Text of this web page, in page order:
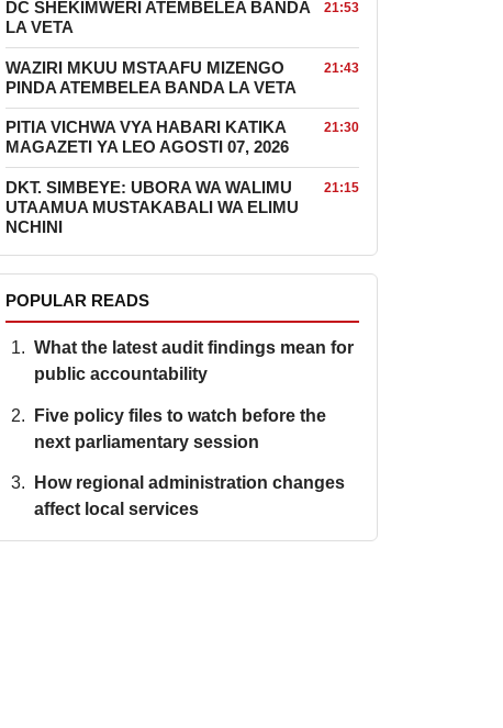
DC SHEKIMWERI ATEMBELEA BANDA
LA VETA
21:53
WAZIRI MKUU MSTAAFU MIZENGO
PINDA ATEMBELEA BANDA LA VETA
21:43
PITIA VICHWA VYA HABARI KATIKA
MAGAZETI YA LEO AGOSTI 07, 2026
21:30
DKT. SIMBEYE: UBORA WA WALIMU
UTAAMUA MUSTAKABALI WA ELIMU
NCHINI
21:15
POPULAR READS
What the latest audit findings mean for
public accountability
Five policy files to watch before the
next parliamentary session
How regional administration changes
affect local services